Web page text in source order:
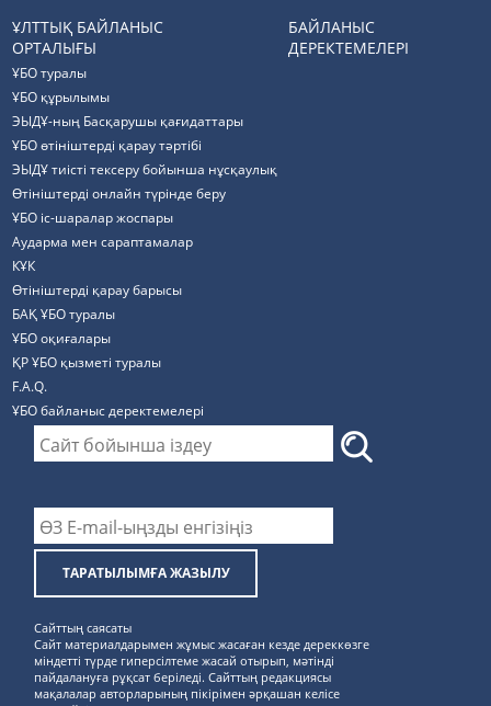
ҰЛТТЫҚ БАЙЛАНЫС
ОРТАЛЫҒЫ
ҰБО туралы
ҰБО құрылымы
ЭЫДҰ-ның Басқарушы қағидаттары
ҰБО өтініштерді қарау тәртібі
ЭЫДҰ тиісті тексеру бойынша нұсқаулық
Өтініштерді онлайн түрінде беру
ҰБО іс-шаралар жоспары
Аударма мен сараптамалар
КҰК
Өтініштерді қарау барысы
БАҚ ҰБО туралы
ҰБО оқиғалары
ҚР ҰБО қызметі туралы
F.A.Q.
ҰБО байланыс деректемелерi
БАЙЛАНЫС
ДЕРЕКТЕМЕЛЕРІ
ТАРАТЫЛЫМҒА ЖАЗЫЛУ
Сайттың саясаты
Сайт материалдарымен жұмыс жасаған кезде дереккөзге
міндетті түрде гиперсілтеме жасай отырып, мәтінді
пайдалануға рұқсат беріледі. Сайттың редакциясы
мақалалар авторларының пікірімен әрқашан келісе